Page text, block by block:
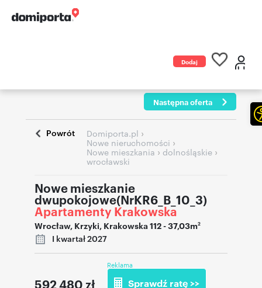
Dodaj
Następna oferta
Powrót Domiporta.pl ›
Nowe nieruchomości ›
Nowe mieszkania › dolnośląskie ›
wrocławski
Nowe mieszkanie
dwupokojowe(NrKR6_B_10_3)
Apartamenty Krakowska
Wrocław, Krzyki, Krakowska 112- 37,03m2
I kwartał 2027
592 480 zł
Reklama
Sprawdź ratę >>